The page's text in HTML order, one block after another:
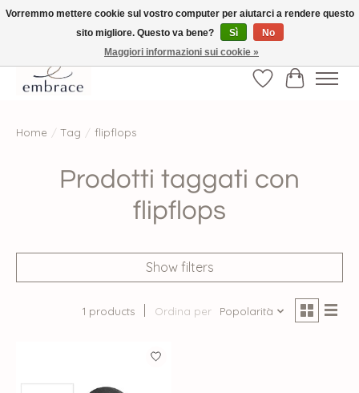
√ Versandkostenfrei ab € 40-, √ Made with Love and Happiness √Exklusiv und
nur hier im Onlineshop √high-quality & long-lasting fashion
Lista deiCarrello
Home / Tag / flipflops
Prodotti taggati con
flipflops
Show filters
1 products Ordina per Popolarità
Vorremmo mettere cookie sul vostro computer per aiutarci a rendere questo
sito migliore. Questo va bene?
Sì
No
Maggiori informazioni sui cookie »